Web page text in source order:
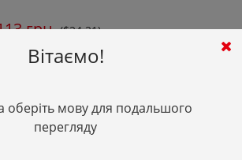
грн.($24.21)
Вітаємо!
оберіть мову для подальшого
перегляду